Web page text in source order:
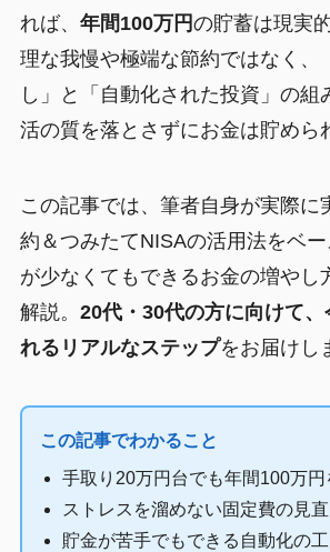
れば、 年間100万円の貯蓄は現実
理な我慢や極端な節約ではなく、
し」と「自動化された投資」の組
活の質を落とさずにお金は貯めら
この記事では、筆者自身が実際に
約＆つみたてNISAの活用法をベ
が少なくてもできるお金の増やし
解説。 20代・30代の方に向けて、
れるリアルなステップをお届けし
この記事でわかること
手取り20万円台でも年間100万円
ストレスを溜めない固定費の見
貯金が苦手でもできる自動化の